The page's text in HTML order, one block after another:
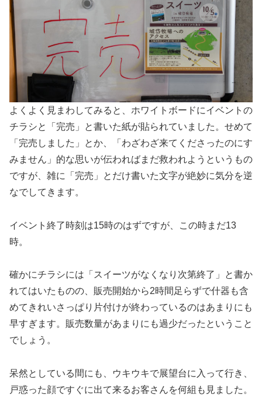
よくよく見まわしてみると、ホワイトボードにイベントの
チラシと「完売」と書いた紙が貼られていました。せめて
「完売しました」とか、「わざわざ来てくださったのにす
みません」的な思いが伝わればまだ救われようというもの
ですが、雑に「完売」とだけ書いた文字が絶妙に気分を逆
なでしてきます。
イベント終了時刻は15時のはずですが、この時まだ13
時。
確かにチラシには「スイーツがなくなり次第終了」と書か
れてはいたものの、販売開始から2時間足らずで什器も含
めてきれいさっぱり片付けが終わっているのはあまりにも
早すぎます。販売数量があまりにも過少だったということ
でしょう。
呆然としている間にも、ウキウキで展望台に入って行き、
戸惑った顔ですぐに出て来るお客さんを何組も見ました。